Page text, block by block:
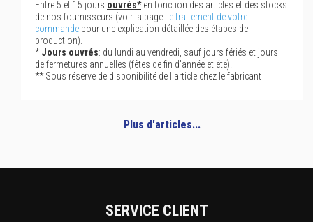
Entre 5 et 15 jours ouvrés*en fonction des articles et des stocks
de nos fournisseurs (voir la page
Le traitement de votre
commande pour une explication détaillée des étapes de
production).
*Jours ouvrés: du lundi au vendredi, sauf jours fériés et jours
de fermetures annuelles (fêtes de fin d'année et été).
** Sous réserve de disponibilité de l'article chez le fabricant
Plus d'articles...
SERVICE CLIENT